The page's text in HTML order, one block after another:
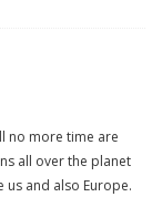
no more time are
all over the planet
us and also Europe.